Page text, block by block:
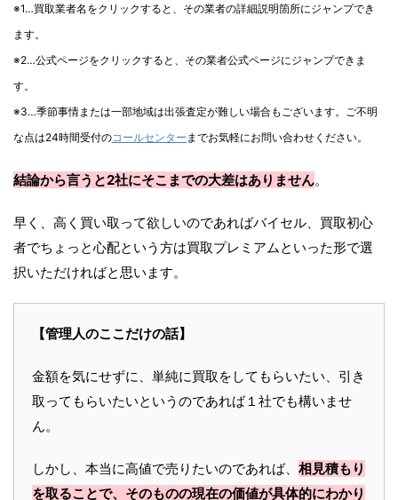
※1…買取業者名をクリックすると、その業者の詳細説明箇所にジャンプでき
ます。
※2…公式ページをクリックすると、その業者公式ページにジャンプできま
す。
※3…季節事情または一部地域は出張査定が難しい場合もございます。ご不明
な点は24時間受付のコールセンター までお気軽にお問い合わせください。
結論から言うと2社にそこまでの大差はありません。
早く、高く買い取って欲しいのであればバイセル、買取初心
者でちょっと心配という方は買取プレミアムといった形で選
択いただければと思います。
【管理人のここだけの話】
金額を気にせずに、単純に買取をしてもらいたい、引き
取ってもらいたいというのであれば１社でも構いませ
ん。
しかし、本当に高値で売りたいのであれば、 相見積もり
を取ることで、そのものの現在の価値が具体的にわかり